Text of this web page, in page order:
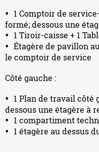
1 Comptoir de
formé; dessous une
1 Tiroir-caisse + 1
Étagère de pavillon
le comptoir de service
Côté gauche :
1 Plan de travail côté
dessous une étagère à
1 compartiment
1 étagère au dessus